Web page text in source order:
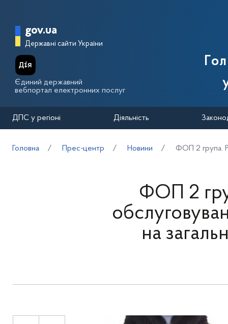
Головна сторінка Державної
gov.ua
Державні сайти України
Єдиний державний
вебпортал електронних послуг
ДПС у регіоні Діяльність
Головна Прес-центр Новини ФОП 2 група.
ФОП 2
на